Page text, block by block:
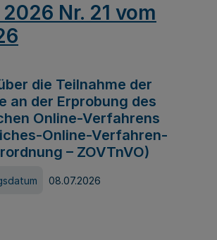
2026 Nr. 21 vom
die Teilnahme der
an der Erprobung des
Online-Verfahrens
Online-Verfahren-
– ZOVTnVO)
08.07.2026